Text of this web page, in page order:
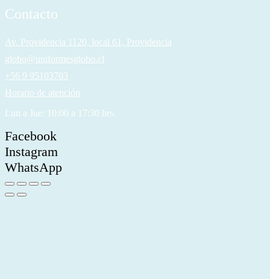
Contacto
Av. Providencia 1120, local 61, Providencia
globo@uniformesglobo.cl
+56 9 95103703
Horario de atención
Lun a Jue: 10:00 a 17:30 hrs.
Facebook
Instagram
WhatsApp